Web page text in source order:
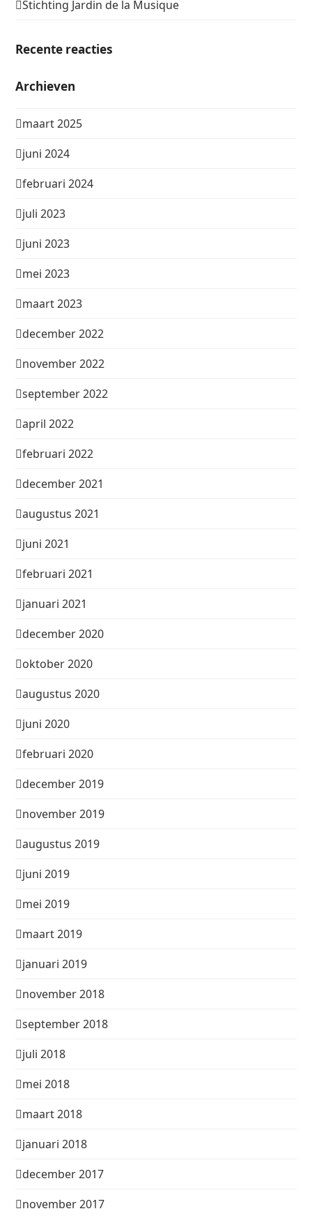
Stichting Jardin de la Musique
Recente reacties
Archieven
maart 2025
juni 2024
februari 2024
juli 2023
juni 2023
mei 2023
maart 2023
december 2022
november 2022
september 2022
april 2022
februari 2022
december 2021
augustus 2021
juni 2021
februari 2021
januari 2021
december 2020
oktober 2020
augustus 2020
juni 2020
februari 2020
december 2019
november 2019
augustus 2019
juni 2019
mei 2019
maart 2019
januari 2019
november 2018
september 2018
juli 2018
mei 2018
maart 2018
januari 2018
december 2017
november 2017